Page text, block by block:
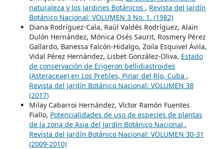
naturaleza y los Jardines Botánicos , Revista del Jardín
Botánico Nacional: VOLUMEN 3 No. 1. (1982)
Diana Rodríguez-Cala, Raúl Valdés Rodríguez, Alain
Dulón Hernández, Mónica Osés Saurit, Rosmery Pérez
Gallardo, Banessa Falcón-Hidalgo, Zoila Esquivel Ávila,
Vidal Pérez Hernández, Lisbet González-Oliva, Estado
de conservación de Erigeron bellidiastroides
(Asteraceae) en Los Pretiles, Pinar del Río, Cuba ,
Revista del Jardín Botánico Nacional: VOLUMEN 38
(2017)
Milay Cabarroi Hernández, Víctor Ramón Fuentes
Fiallo, Potencialidades de uso de especies de plantas
de la zona de Asia del Jardín Botánico Nacional ,
Revista del Jardín Botánico Nacional: VOLUMEN 30-31
(2009-2010)